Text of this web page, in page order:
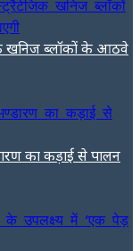
खनिज ब्लॉकों के आठवे
का कड़ाई से पालन